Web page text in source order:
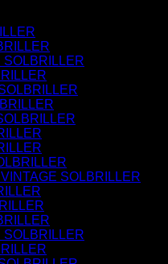
SOLBRILLER